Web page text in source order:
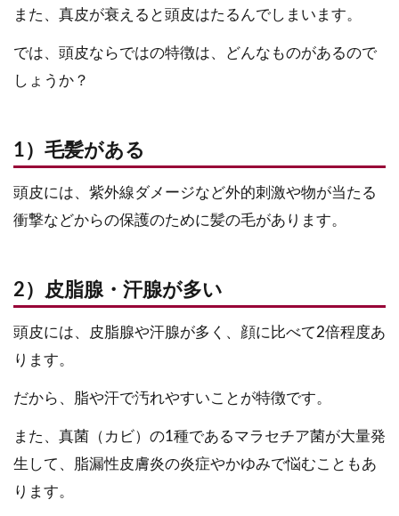
また、真皮が衰えると頭皮はたるんでしまいます。
では、頭皮ならではの特徴は、どんなものがあるので
しょうか？
1）毛髪がある
頭皮には、紫外線ダメージなど外的刺激や物が当たる
衝撃などからの保護のために髪の毛があります。
2）皮脂腺・汗腺が多い
頭皮には、皮脂腺や汗腺が多く、顔に比べて2倍程度あ
ります。
だから、脂や汗で汚れやすいことが特徴です。
また、真菌（カビ）の1種であるマラセチア菌が大量発
生して、脂漏性皮膚炎の炎症やかゆみで悩むこともあ
ります。